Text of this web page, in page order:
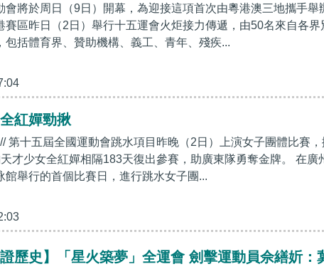
會將於周日（9日）開幕，為迎接這項首次由粵港澳三地攜手舉
賽區昨日（2日）舉行十五運會火炬接力傳遞，由50名來自各界
包括體育界、贊助機構、義工、青年、殘疾...
紅嬋勁揪
第十五屆全國運動會跳水項目昨晚（2日）上演女子團體比賽，
才少女全紅嬋相隔183天復出參賽，助廣東隊勇奪金牌。 在廣
館舉行的首個比賽日，進行跳水女子團...
證歷史】「星火築夢」全運會 劍擊運動員佘繕妡：